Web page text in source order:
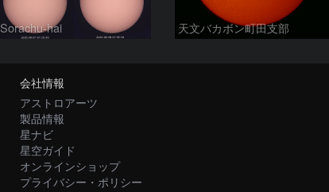
Sorachu-hai 天文バカボン町田支部
会社情報
アストロアーツ
製品情報
星ナビ
星空ガイド
オンラインショップ
プライバシー・ポリシー